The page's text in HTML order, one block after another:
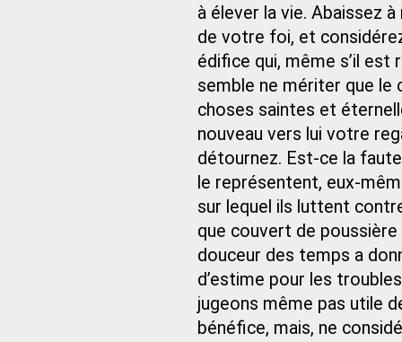
à élever la vie. Abaissez
de votre foi, et
édifice qui, même s’il
semble ne mériter que le
choses saintes et
nouveau vers lui votre
détournez. Est-ce la
le représentent, eux-
sur lequel ils luttent
que couvert de poussière
douceur des temps a
d’estime pour les
jugeons même pas utile
bénéfice, mais, ne